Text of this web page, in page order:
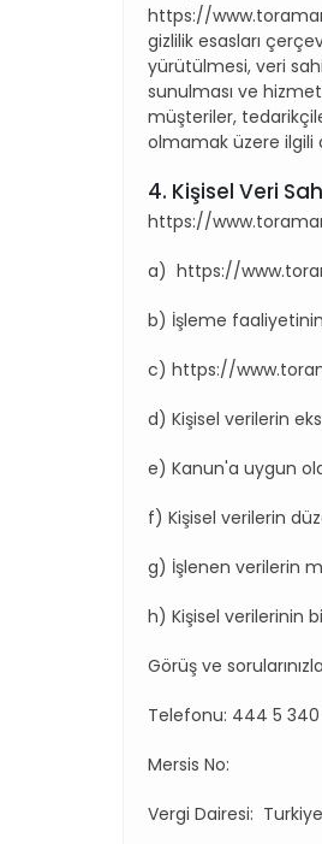
https://
gizlilik esasları
yürütülmesi, veri
sunulması ve
müşteriler,
olmamak üzere ilgili
4. Kişisel Veri
https://
a) https://
b) İşleme
c) https://
d) Kişisel verilerin
e) Kanun'a uygun
f) Kişisel verilerin
g) İşlenen verilerin
h) Kişisel verilerinin
Görüş ve
Telefonu: 444 5 340
Mersis No:
Vergi Dairesi: Turkiye